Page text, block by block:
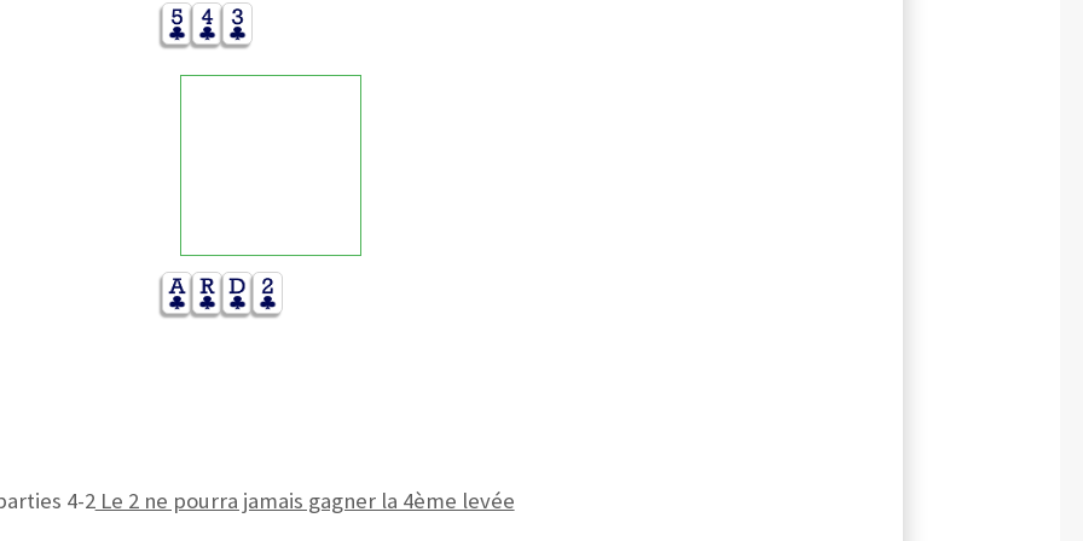
4-2Le 2 ne pourra jamais gagner la 4ème levée